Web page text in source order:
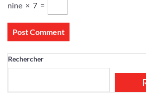
nine × 7 =
Rechercher